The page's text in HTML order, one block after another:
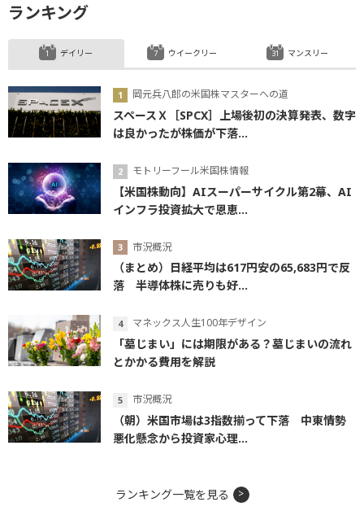
ランキング
デイリー
岡元兵八郎の米国株マスターへの道
スペースＸ［SPCX］上場後初の決算発表、数字
は良かったが株価が下落...
モトリーフール米国株情報
【米国株動向】AIスーパーサイクル第2幕、AI
インフラ投資拡大で恩恵...
市況概況
（まとめ）日経平均は617円安の65,683円で反
落 半導体株に売りも好...
マネックス人生100年デザイン
「墓じまい」には期限がある？墓じまいの流れ
とかかる費用を解説
市況概況
（朝）米国市場は3指数揃って下落 中東情勢
悪化懸念から投資家心理...
ウイークリー マンスリー
ランキング一覧を見る